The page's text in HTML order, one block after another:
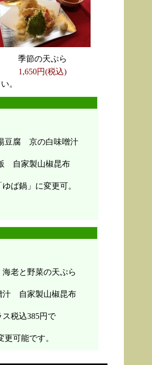
季節の天ぷら
1,650円(税込)
。
豆腐 京の白味噌汁
自家製山椒昆布
ば鍋」に変更可。
老と野菜の天ぷら
汁 自家製山椒昆布
税込385円で
可能です。